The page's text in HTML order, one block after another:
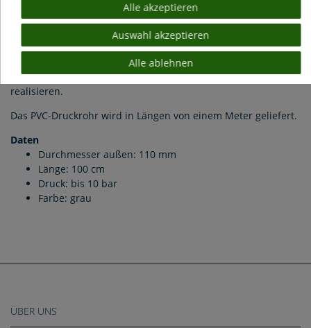
Hochwertiges PVC Druckrohr zum verkleben, ideal für sichere
und schöne Verbindungen im Teich- und Filterbau.
Diese Rohre passen perfekt in alle genormten Fittinge und
somit können Sie problemlos Verrohrungen von
Filterkomponenten oder ganzen Teich- und Poolanlagen
realisieren.
Das PVC-Druckrohr wird in Längen von einem Meter geliefert.
Daten
Durchmesser außen: 110 mm
Länge: 100 cm
Druck: bis 10 bar
Farbe: grau
ÜBER UNS
Alle akzeptieren
Auswahl akzeptieren
Alle ablehnen